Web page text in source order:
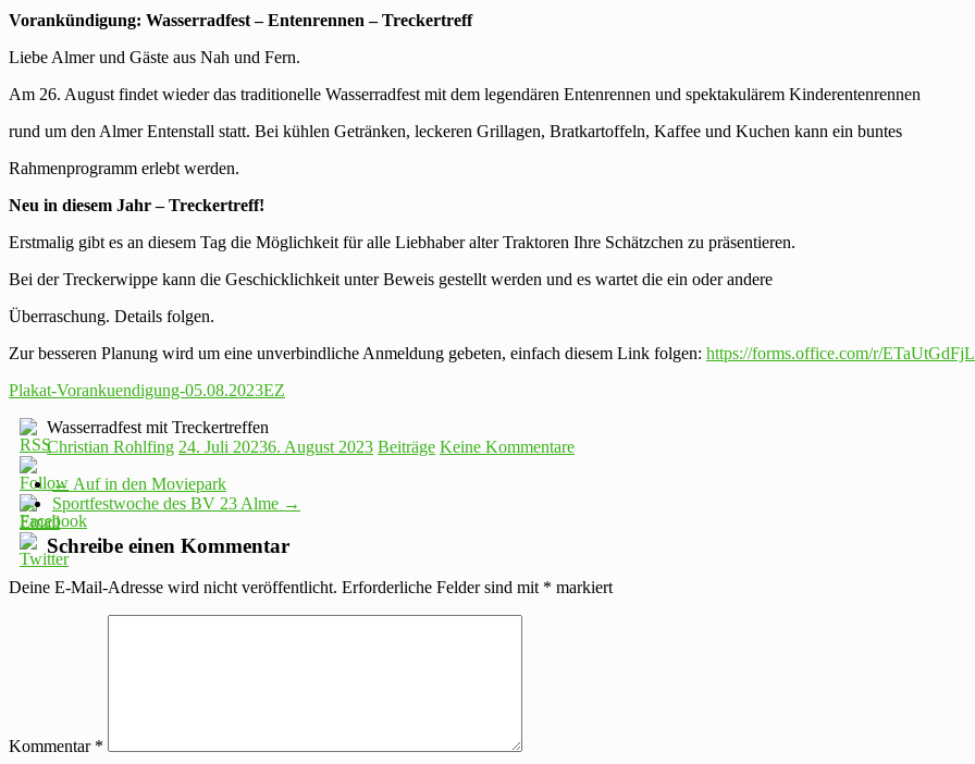
Vorankündigung: Wasserradfest – Entenrennen – Treckertreff
Liebe Almer und Gäste aus Nah und Fern.
Am 26. August findet wieder das traditionelle Wasserradfest mit dem legendären Entenrennen und spektakulärem Kinderentenrennen
rund um den Almer Entenstall statt. Bei kühlen Getränken, leckeren Grillagen, Bratkartoffeln, Kaffee und Kuchen kann ein buntes
Rahmenprogramm erlebt werden.
Neu in diesem Jahr – Treckertreff!
Erstmalig gibt es an diesem Tag die Möglichkeit für alle Liebhaber alter Traktoren Ihre Schätzchen zu präsentieren.
Bei der Treckerwippe kann die Geschicklichkeit unter Beweis gestellt werden und es wartet die ein oder andere
Überraschung. Details folgen.
Zur besseren Planung wird um eine unverbindliche Anmeldung gebeten, einfach diesem Link folgen: https://forms.office.com/r/ETaUtGdFjL
Plakat-Vorankuendigung-05.08.2023EZ
Wasserradfest mit Treckertreffen
Christian Rohlfing 24. Juli 20236. August 2023 Beiträge Keine Kommentare
← Auf in den Moviepark
Sportfestwoche des BV 23 Alme →
Schreibe einen Kommentar
Deine E-Mail-Adresse wird nicht veröffentlicht. Erforderliche Felder sind mit * markiert
Kommentar *